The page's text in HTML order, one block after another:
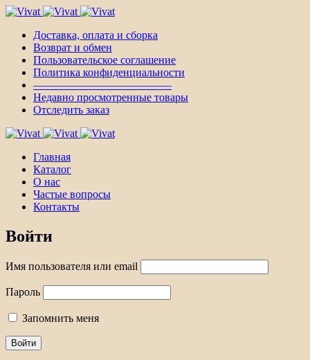
Доставка, оплата и сборка
Возврат и обмен
Пользовательское соглашение
Политика конфиденциальности
————————————–
Недавно просмотренные товары
Отследить заказ
Главная
Каталог
О нас
Частые вопросы
Контакты
Войти
Имя пользователя или email
Пароль
Запомнить меня